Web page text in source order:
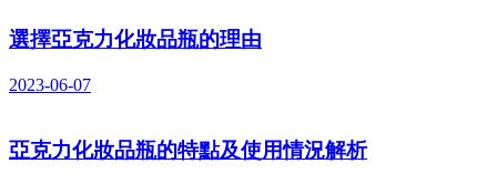
選擇亞克力化妝品瓶的理由
2023-06-07
亞克力化妝品瓶的特點及使用情況解析